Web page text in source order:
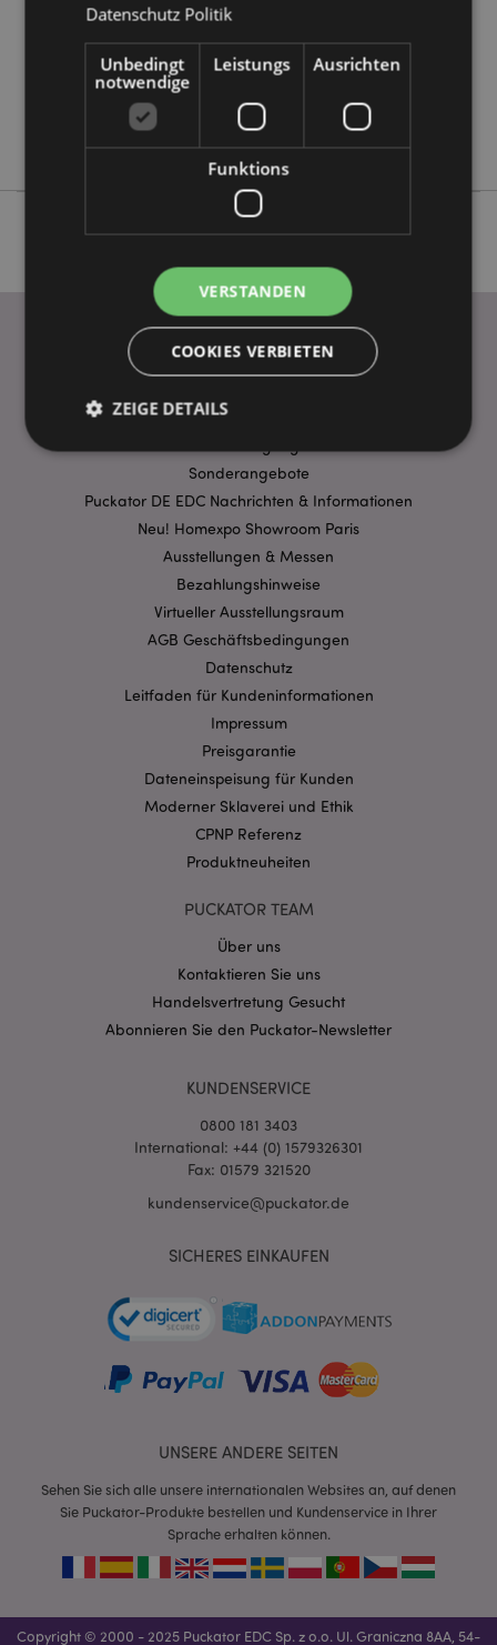
96
0.158000
Keine
WICHTIGE INFORMATION
Sonderangebote
Puckator DE EDC Nachrichten & Informationen
Neu! Homexpo Showroom Paris
Ausstellungen & Messen
Bezahlungshinweise
Virtueller Ausstellungsraum
AGB Geschäftsbedingungen
Datenschutz
Leitfaden für Kundeninformationen
Impressum
Preisgarantie
Dateneinspeisung für Kunden
Moderner Sklaverei und Ethik
CPNP Referenz
Produktneuheiten
PUCKATOR TEAM
Über uns
Kontaktieren Sie uns
Handelsvertretung Gesucht
Abonnieren Sie den Puckator-Newsletter
KUNDENSERVICE
0800 181 3403
International: +44 (0) 1579326301
Fax: 01579 321520
kundenservice@puckator.de
SICHERES EINKAUFEN
UNSERE ANDERE SEITEN
Sehen Sie sich alle unsere internationalen Websites an, auf denen
Sie Puckator-Produkte bestellen und Kundenservice in Ihrer
Sprache erhalten können.
Copyright © 2000 - 2025 Puckator EDC Sp. z o.o. Ul. Graniczna 8AA, 54-
Datenschutz Politik
Unbedingt
notwendige
Leistungs Ausrichten
Funktions
VERSTANDEN
COOKIES VERBIETEN
ZEIGE DETAILS
Unbedingt notwendige
Leistungs
Ausrichten
Funktions
Streng-notwendige-Cookies ermöglichen
Kernfunktionen der Website wie die
Benutzeranmeldung und die Kontoverwaltung.
Ohne unbedingt notwendige cookies kann die
Website nicht richtig genutzt werden.
Domain
CookieScriptConsent
PHPSESSID
PHP.net
.www.puckator.de
mage-messages
mage-cache-sessid
www.puckator.de
Datenschutzbestimmungen von Google